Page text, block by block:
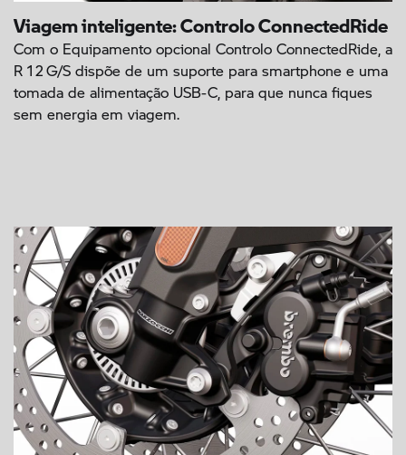
Viagem inteligente: Controlo ConnectedRide
Com o Equipamento opcional Controlo ConnectedRide, a
R 12 G/S dispõe de um suporte para smartphone e uma
tomada de alimentação USB-C, para que nunca fiques
sem energia em viagem.